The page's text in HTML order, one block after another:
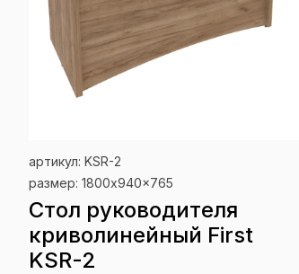
артикул: KSR-2
размер: 1800x940x765
Стол руководителя
криволинейный First
KSR-2